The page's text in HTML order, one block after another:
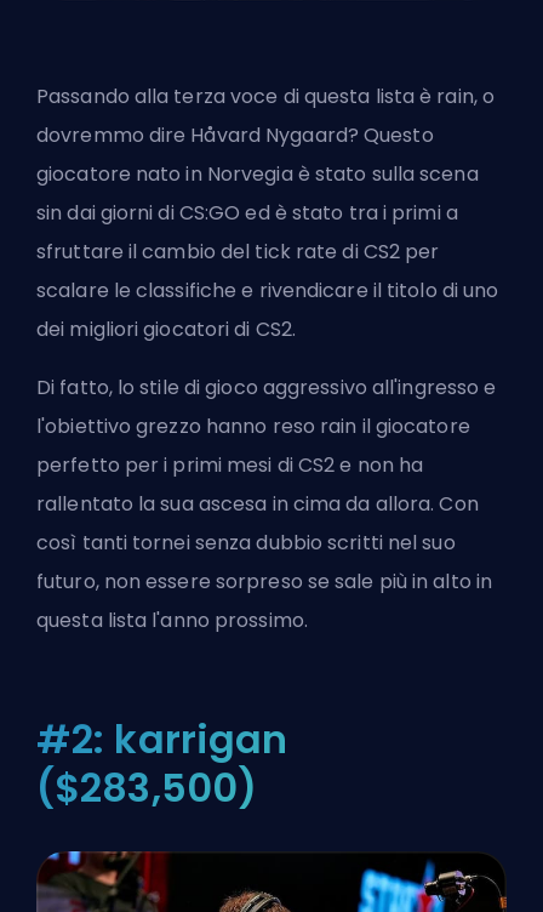
Passando alla terza voce di questa lista è rain, o
dovremmo dire Håvard Nygaard? Questo
giocatore nato in Norvegia è stato sulla scena
sin dai giorni di CS:GO ed è stato tra i primi a
sfruttare il cambio del tick rate di CS2 per
scalare le classifiche e rivendicare il titolo di uno
dei migliori giocatori di CS2.
Di fatto, lo stile di gioco aggressivo all'ingresso e
l'obiettivo grezzo hanno reso rain il giocatore
perfetto per i primi mesi di CS2 e non ha
rallentato la sua ascesa in cima da allora. Con
così tanti tornei senza dubbio scritti nel suo
futuro, non essere sorpreso se sale più in alto in
questa lista l'anno prossimo.
#2: karrigan
($283,500)